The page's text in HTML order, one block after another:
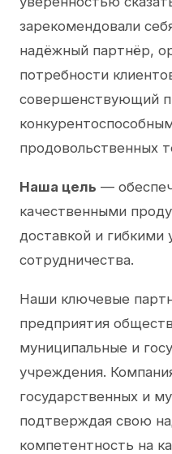
зарекомендовали
надёжный партнёр,
потребности
совершенствующий
продовольственных
Наша цель —
качественными
доставкой и гибкими
сотрудничества.
Наши ключевые
предприятия
муниципальные и
учреждения.
государственных и
подтверждая свою
компетентность на